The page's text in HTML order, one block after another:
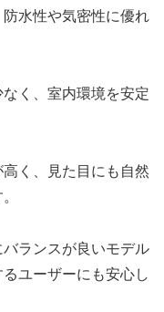
水性や気密性に優れ
く、室内環境を安定
く、見た目にも自然
ランスが良いモデル
ユーザーにも安心し